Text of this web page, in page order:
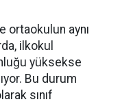
ortaokulun aynı
ilkokul
yüksekse
Bu durum
sınıf